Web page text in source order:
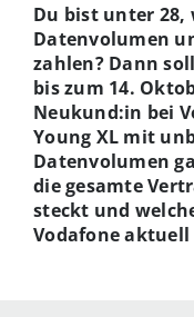
Du bist unter
Datenvolumen
zahlen? Dann
bis zum 14.
Neukund:in bei
Young XL mit
Datenvolumen
die gesamte
steckt und
Vodafone